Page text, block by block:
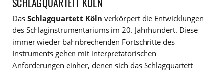
Das Schlagquartett Köln verkörpert die Entwicklungen
des Schlaginstrumentariums im 20. Jahrhundert. Diese
immer wieder bahnbrechenden Fortschritte des
Instruments gehen mit interpretatorischen
Anforderungen einher, denen sich das Schlagquartett